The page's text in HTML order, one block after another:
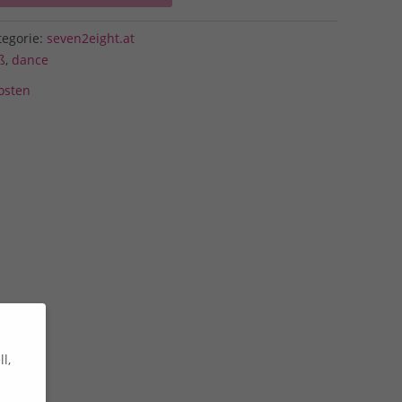
seven2eight.at
, dance